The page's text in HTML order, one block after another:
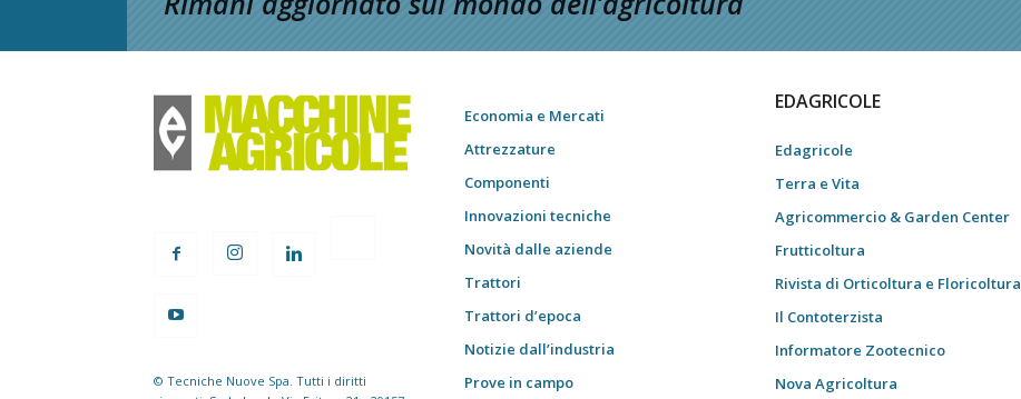
© Tecniche Nuove Spa. Tutti i diritti
Economia e Mercati
Attrezzature
Componenti
Innovazioni tecniche
Novità dalle aziende
Trattori
Trattori d’epoca
Notizie dall’industria
Prove in campo
EDAGRICOLE
Edagricole
Terra e Vita
Agricommercio & Garden Center
Frutticoltura
Rivista di Orticoltura e Floricoltura
Il Contoterzista
Informatore Zootecnico
Nova Agricoltura